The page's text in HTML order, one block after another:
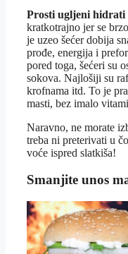
Prosti ugljeni hidrati
kratkotrajno jer se
je uzeo šećer dobija
prođe, energija i
pored toga, šećeri su
sokova. Najlošiji su
krofnama itd. To je
masti, bez imalo
Naravno, ne morate
treba ni preterivati u
voće ispred slatkiša!
Smanjite unos